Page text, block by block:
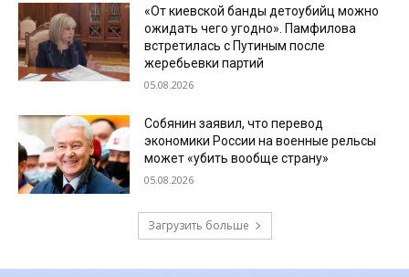
«От киевской банды детоубийц можно
ожидать чего угодно». Памфилова
встретилась с Путиным после
жеребьевки партий
05.08.2026
Собянин заявил, что перевод
экономики России на военные рельсы
может «убить вообще страну»
05.08.2026
Загрузить больше